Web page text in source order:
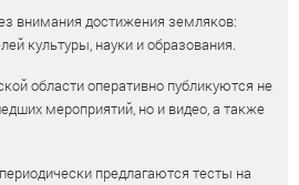
внимания достижения земляков:
культуры, науки и образования.
области оперативно публикуются не
мероприятий, но и видео, а также
предлагаются тесты на